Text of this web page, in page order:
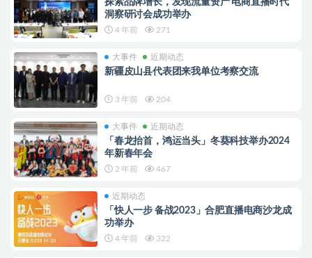
探索品牌增长，发现流量资产 电商直播时代
洞察研讨会成功举办
4 年前 271
大事件 近期动态
新疆皮山县代表团来我单位考察交流
3 年前 204
大事件 近期动态
「春龙抬首，鸿运当头」冬葵科技举办2024
年新春年会
2 年前 467
近期动态
「快人一步 备战2023」合肥直播电商沙龙成
功举办
4 年前 322